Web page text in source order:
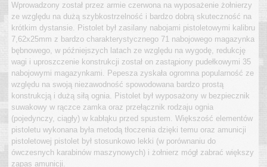
Wprowadzony został przez armie czerwona na wyposażenie żołnierzy
ze względu na dużą szybkostrzelność i bardzo dobrą skuteczność na
krótkim dystansie. Pistolet był zasilany nabojami pistoletowymi kalibru
7,62x25mm z bardzo charakterystycznego 71 nabojowego magazynka
bębnowego, w późniejszych latach ze względu na wygodę, redukcję
wagi i uproszczenie konstrukcji został on zastąpiony pudełkowymi 35
nabojowymi magazynkami. Pepesza zyskała ogromna popularność ze
względu na swoją niezawodność spowodowana bardzo prostą
konstrukcją i dużą siłą ognia. Pistolet był wyposażony w bezpiecznik
suwakowy w rączce zamka oraz przełącznik rodzaju ognia
(pojedynczy, ciągły) w kabłąku przed spustem. Większość elementów
pistoletu wykonana była metodą tłoczenia dzięki temu oraz amunicji
pistoletowej pistolet był stosunkowo lekki (w porównaniu do
ówczesnych karabinów maszynowych) i żołnierz mógł zabrać większy
zapas amunicji.